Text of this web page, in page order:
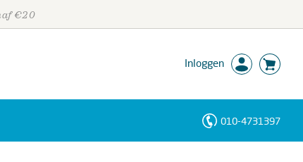
€20
Inloggen
010-4731397